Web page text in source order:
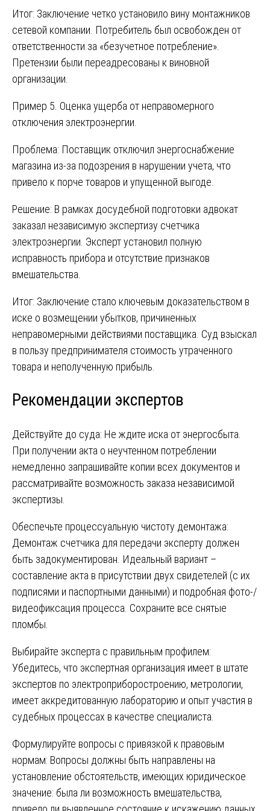
Итог: Заключение четко установило вину монтажников
сетевой компании. Потребитель был освобожден от
ответственности за «безучетное потребление».
Претензии были переадресованы к виновной
организации.
Пример 5. Оценка ущерба от неправомерного
отключения электроэнергии.
Проблема: Поставщик отключил энергоснабжение
магазина из-за подозрения в нарушении учета, что
привело к порче товаров и упущенной выгоде.
Решение: В рамках досудебной подготовки адвокат
заказал независимую экспертизу счетчика
электроэнергии. Эксперт установил полную
исправность прибора и отсутствие признаков
вмешательства.
Итог: Заключение стало ключевым доказательством в
иске о возмещении убытков, причиненных
неправомерными действиями поставщика. Суд взыскал
в пользу предпринимателя стоимость утраченного
товара и неполученную прибыль.
Рекомендации экспертов
Действуйте до суда: Не ждите иска от энергосбыта.
При получении акта о неучтенном потреблении
немедленно запрашивайте копии всех документов и
рассматривайте возможность заказа независимой
экспертизы.
Обеспечьте процессуальную чистоту демонтажа:
Демонтаж счетчика для передачи эксперту должен
быть задокументирован. Идеальный вариант –
составление акта в присутствии двух свидетелей (с их
подписями и паспортными данными) и подробная фото-/
видеофиксация процесса. Сохраните все снятые
пломбы.
Выбирайте эксперта с правильным профилем:
Убедитесь, что экспертная организация имеет в штате
экспертов по электроприборостроению, метрологии,
имеет аккредитованную лабораторию и опыт участия в
судебных процессах в качестве специалиста.
Формулируйте вопросы с привязкой к правовым
нормам: Вопросы должны быть направлены на
установление обстоятельств, имеющих юридическое
значение: была ли возможность вмешательства,